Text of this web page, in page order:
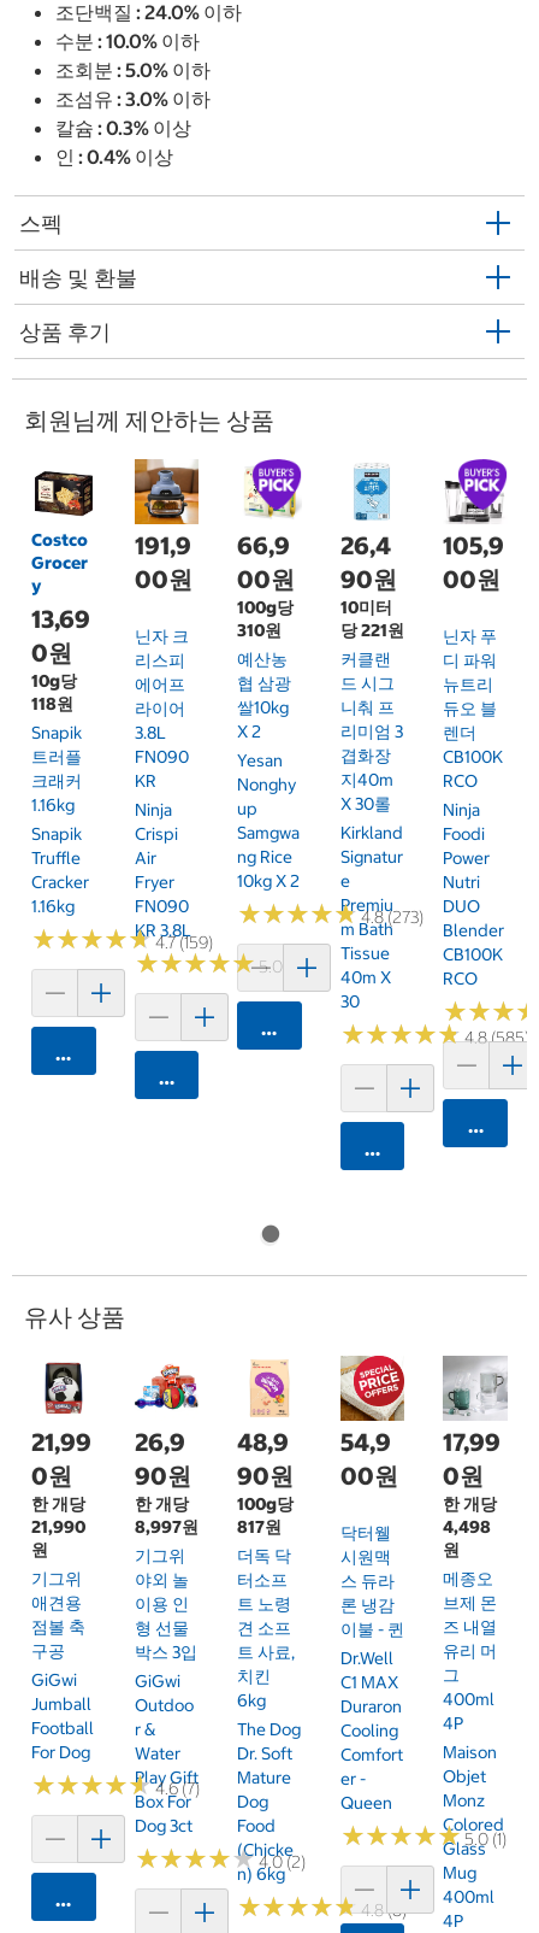
조단백질 : 24.0% 이하
수분 : 10.0% 이하
조회분 : 5.0% 이하
조섬유 : 3.0% 이하
칼슘 : 0.3% 이상
인 : 0.4% 이상
스펙
배송 및 환불
상품 후기
회원님께 제안하는 상품
Costco
Grocer
y
13,69
0원
10g당
118원
Snapik
트러플
크래커
1.16kg
Snapik
Truffle
Cracker
1.16kg
★★★★★
★★★★★4.7 (159)
카트에 담기
191,9
00원
닌자 크
리스피
에어프
라이어
3.8L
FN090
KR
Ninja
Crispi
Air
Fryer
FN090
KR 3.8L
★★★★★
★★★★★5.0 (6)
카트에 담기
66,9
00원
100g당
310원
예산농
협 삼광
쌀10kg
X 2
Yesan
Nonghy
Up
Samgwa
Ng Rice
10kg X 2
★★★★★
★★★★★4.8 (273)
카트에 담기
26,4
90원
10미터
당 221원
커클랜
드 시그
니춰 프
리미엄 3
겹화장
지40m
X 30롤
Kirkland
Signatur
E
Premiu
M Bath
Tissue
40m X
30
★★★★★
★★★★★4.8 (585)
카트에 담기
105,9
00원
닌자 푸
디 파워
뉴트리
듀오 블
렌더
CB100K
RCO
Ninja
Foodi
Power
Nutri
DUO
Blender
CB100K
RCO
★★★
★★★
카트에
유사 상품
21,99
0원
한 개당
21,990
원
기그위
애견용
점볼 축
구공
GiGwi
Jumball
Football
For Dog
★★★★★
★★★★★4.6 (7)
카트에 담기
26,9
90원
한 개당
8,997원
기그위
야외 놀
이용 인
형 선물
박스 3입
GiGwi
Outdoo
R &
Water
Play Gift
Box For
Dog 3ct
★★★★★
★★★★★4.0 (2)
48,9
90원
100g당
817원
더독 닥
터소프
트 노령
견 소프
트 사료,
치킨
6kg
The Dog
Dr. Soft
Mature
Dog
Food
(Chicke
N) 6kg
★★★★★
★★★★★4.8 (8)
54,9
00원
닥터웰
시원맥
스 듀라
론 냉감
이불 - 퀸
Dr.Well
C1 MAX
Duraron
Cooling
Comfort
Er -
Queen
★★★★★
★★★★★5.0 (1)
17,99
0원
한 개당
4,498
원
메종오
브제 몬
즈 내열
유리 머
그
400ml
4P
Maison
Objet
Monz
Colored
Glass
Mug
400ml
4P